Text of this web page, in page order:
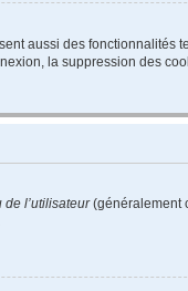
aussi des fonctionnalités
la suppression des
de l’utilisateur(généralement